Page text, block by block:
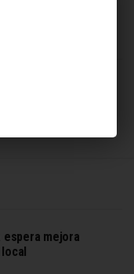
espera mejora